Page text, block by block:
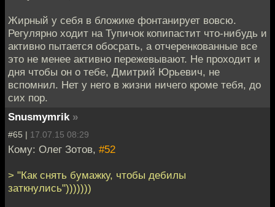
Жирный у себя в бложике фонтанирует вовсю.
Регулярно ходит на Тупичок копипастит что-нибудь и
активно пытается обосрать, а отчеренкованные все
это не менее активно пережевывают. Не проходит и
дня чтобы он о тебе, Дмитрий Юрьевич, не
вспомнил. Нет у него в жизни ничего кроме тебя, до
сих пор.
Snusmymrik »
#65 | 17.07.15 08:29
Кому: Олег Зотов, #52
> "Как снять бумажку, чтобы дебилы
заткнулись")))))))